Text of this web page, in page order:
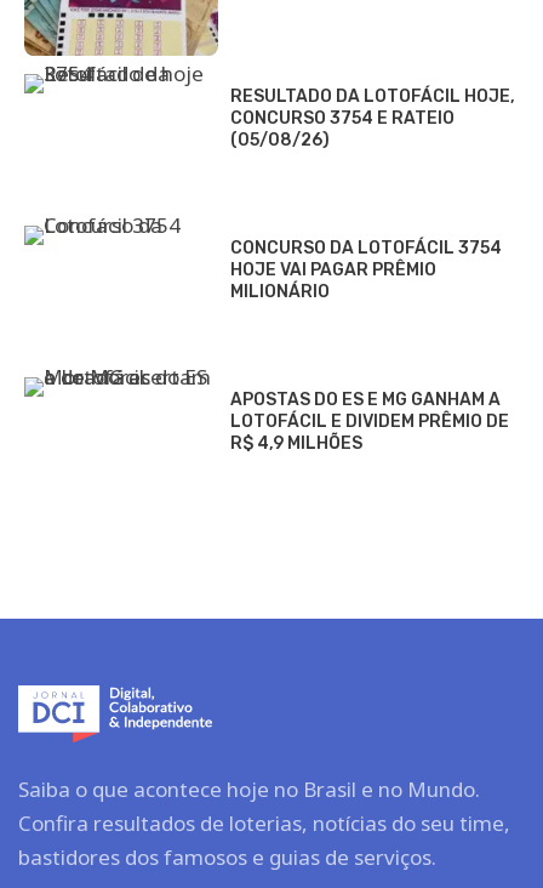
RESULTADO DA LOTOFÁCIL HOJE,
CONCURSO 3754 E RATEIO
(05/08/26)
CONCURSO DA LOTOFÁCIL 3754
HOJE VAI PAGAR PRÊMIO
MILIONÁRIO
APOSTAS DO ES E MG GANHAM A
LOTOFÁCIL E DIVIDEM PRÊMIO DE
R$ 4,9 MILHÕES
Saiba o que acontece hoje no Brasil e no Mundo.
Confira resultados de loterias, notícias do seu time,
bastidores dos famosos e guias de serviços.